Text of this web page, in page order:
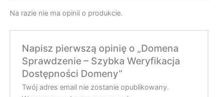
Na razie nie ma opinii o produkcie.
Napisz pierwszą opinię o „Domena
Sprawdzenie – Szybka Weryfikacja
Dostępności Domeny”
Twój adres email nie zostanie opublikowany.